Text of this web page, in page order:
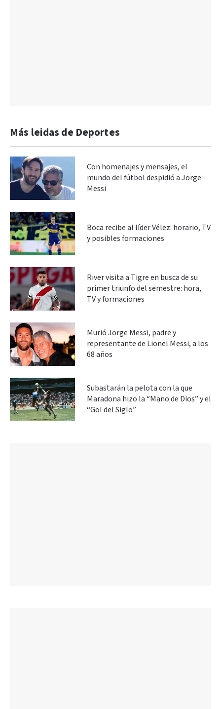
Más leidas de Deportes
Con homenajes y mensajes, el
mundo del fútbol despidió a Jorge
Messi
Boca recibe al líder Vélez: horario, TV
y posibles formaciones
River visita a Tigre en busca de su
primer triunfo del semestre: hora,
TV y formaciones
Murió Jorge Messi, padre y
representante de Lionel Messi, a los
68 años
Subastarán la pelota con la que
Maradona hizo la “Mano de Dios” y el
“Gol del Siglo”